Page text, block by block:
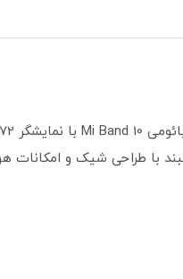
می‌دهد. این دستبند با طراحی شیک و